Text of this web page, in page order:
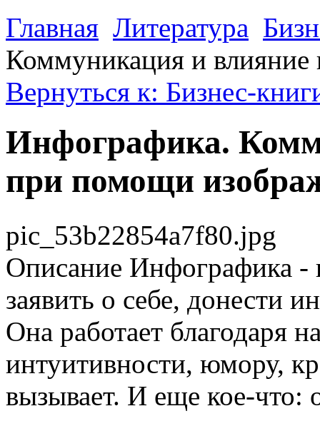
Главная Литература
Коммуникация и
Вернуться к: Бизнес-
Инфографика.
при помощи
pic_53b22854a7f80.jpg
Описание Инфографика -
заявить о себе, донести
Она работает благодаря
интуитивности, юмору,
вызывает. И еще кое-что: